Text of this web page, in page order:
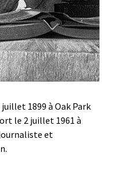
1899 à Oak Park
le 2 juillet 1961 à
et